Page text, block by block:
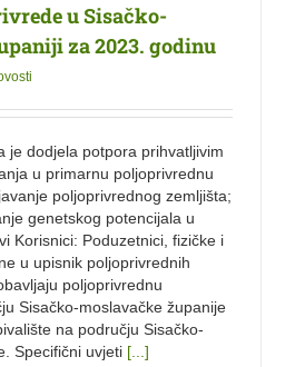
u Sisačko-
za 2023. godinu
je dodjela potpora prihvatljivim
u primarnu poljoprivrednu
poljoprivrednog zemljišta;
genetskog potencijala u
Korisnici: Poduzetnici, fizičke i
u upisnik poljoprivrednih
poljoprivrednu
Sisačko-moslavačke županije
na području Sisačko-
Specifični uvjeti [...]